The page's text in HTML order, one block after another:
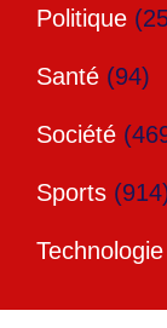
Politique
Santé (94)
Société
Sports
Technologie